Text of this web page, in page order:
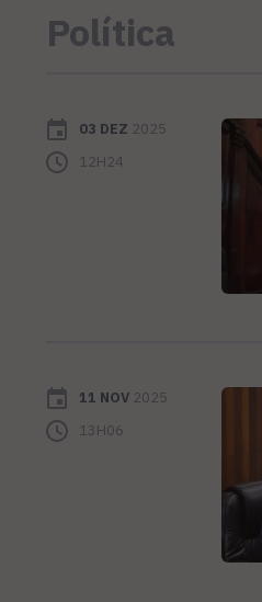
Política
03 DEZ 2025
12H24
11 NOV 2025
13H06